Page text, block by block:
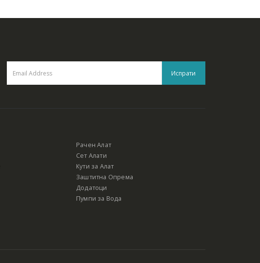
Рачен Алат
Сет Алати
Кути за Алат
Заштитна Опрема
Додатоци
Пумпи за Вода